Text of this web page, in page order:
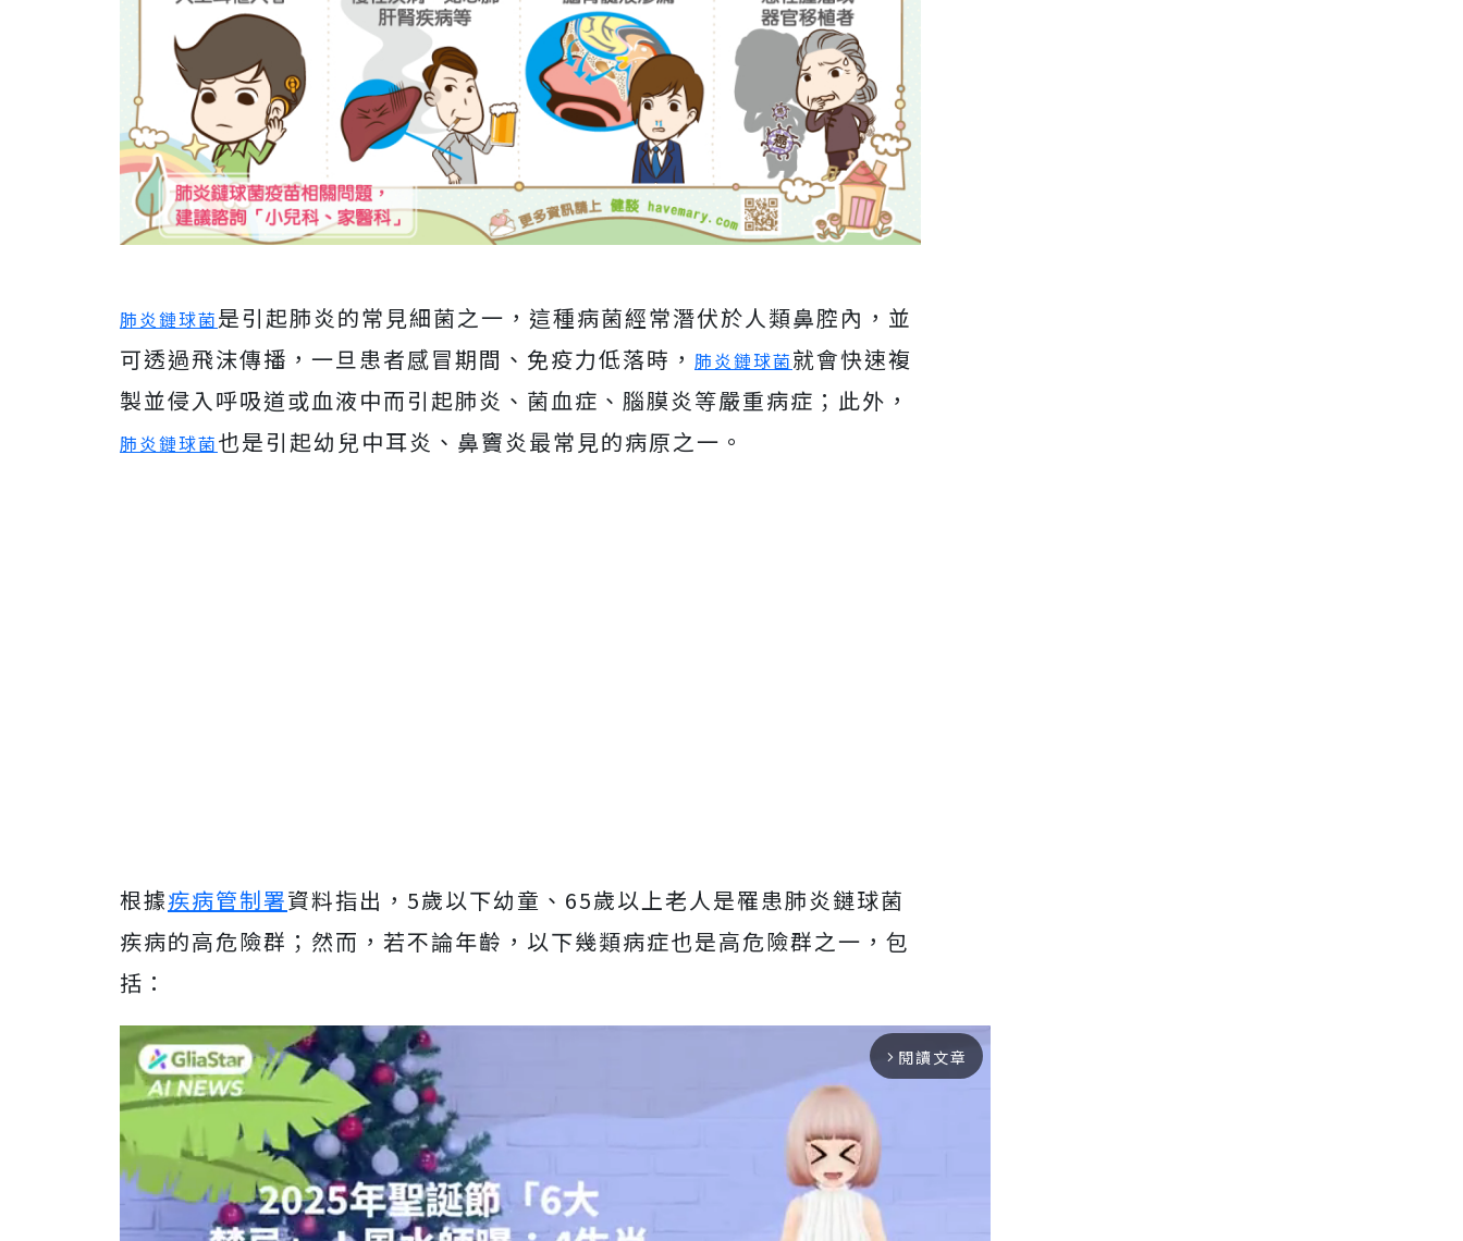
肺炎鏈球菌是引起肺炎的常見細菌之一，這種病菌經常潛伏於人類鼻腔內，並
可透過飛沫傳播，一旦患者感冒期間、免疫力低落時， 肺炎鏈球菌就會快速複
製並侵入呼吸道或血液中而引起肺炎、菌血症、腦膜炎等嚴重病症；此外，
肺炎鏈球菌也是引起幼兒中耳炎、鼻竇炎最常見的病原之一。
根據疾病管制署資料指出，5歲以下幼童、65歲以上老人是罹患肺炎鏈球菌
疾病的高危險群；然而，若不論年齡，以下幾類病症也是高危險群之一，包
括：
arrow_forward_ios 閱讀文章